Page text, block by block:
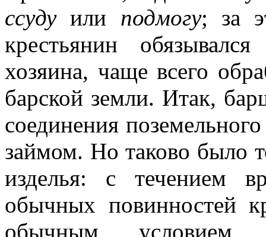
ссудуили подмогу; за
крестьянин
хозяина, чаще всего
барской земли. Итак,
соединения
займом. Но таково было
изделья: с течением
обычных повинностей
обычным условием